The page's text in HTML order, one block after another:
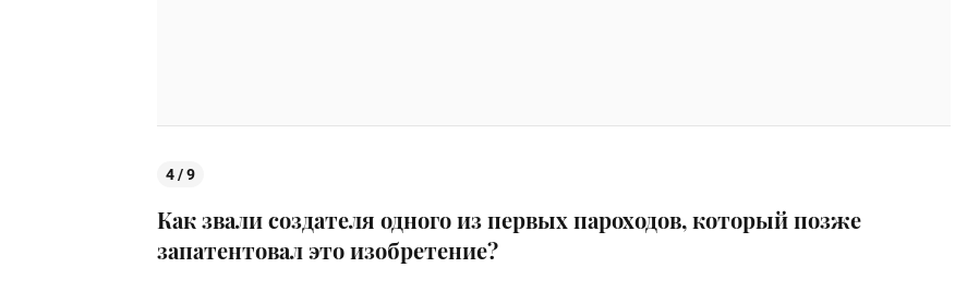
4 / 9
Как звали создателя одного из первых пароходов, который позже
запатентовал это изобретение?